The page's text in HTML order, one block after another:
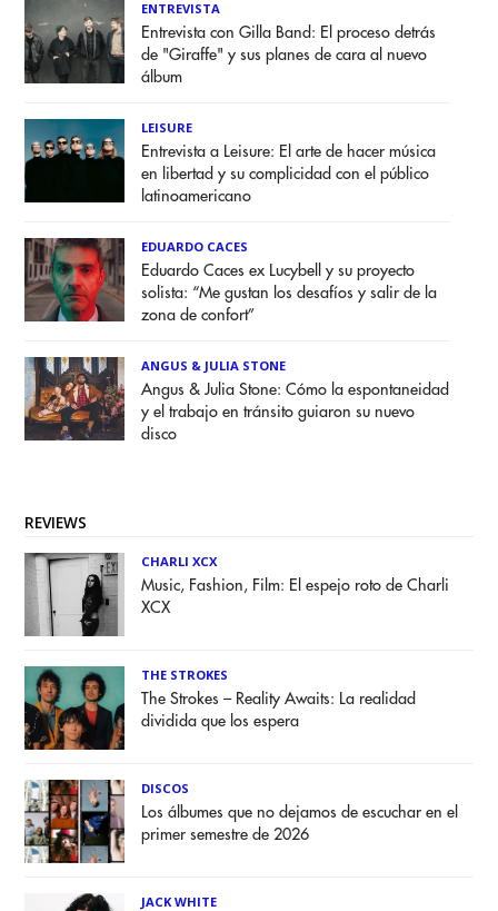
ENTREVISTA
Entrevista con Gilla Band: El proceso detrás
de "Giraffe" y sus planes de cara al nuevo
álbum
LEISURE
Entrevista a Leisure: El arte de hacer música
en libertad y su complicidad con el público
latinoamericano
EDUARDO CACES
Eduardo Caces ex Lucybell y su proyecto
solista: “Me gustan los desafíos y salir de la
zona de confort”
ANGUS & JULIA STONE
Angus & Julia Stone: Cómo la espontaneidad
y el trabajo en tránsito guiaron su nuevo
disco
REVIEWS
CHARLI XCX
Music, Fashion, Film: El espejo roto de Charli
XCX
THE STROKES
The Strokes – Reality Awaits: La realidad
dividida que los espera
DISCOS
Los álbumes que no dejamos de escuchar en el
primer semestre de 2026
JACK WHITE